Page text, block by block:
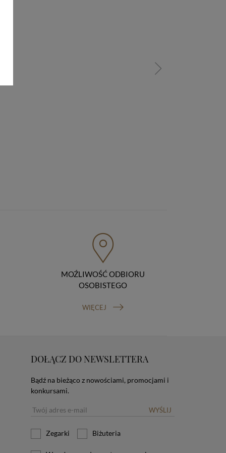
MOŹLIWOŚĆ ODBIORU
OSOBISTEGO
WIĘCEJ
DOŁĄCZ DO NEWSLETTERA
Bądź na bieżąco z nowościami, promocjami i
konkursami.
WYŚLIJ
Zegarki Biżuteria